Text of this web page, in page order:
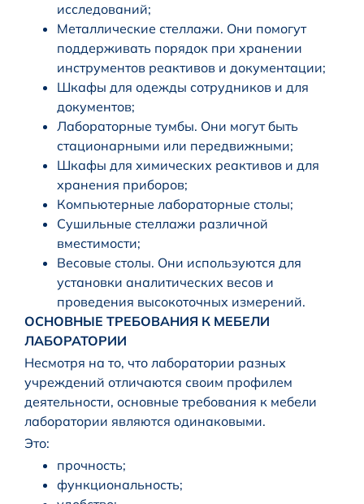
исследований;
Металлические стеллажи. Они помогут
поддерживать порядок при хранении
инструментов реактивов и документации;
Шкафы для одежды сотрудников и для
документов;
Лабораторные тумбы. Они могут быть
стационарными или передвижными;
Шкафы для химических реактивов и для
хранения приборов;
Компьютерные лабораторные столы;
Сушильные стеллажи различной
вместимости;
Весовые столы. Они используются для
установки аналитических весов и
проведения высокоточных измерений.
ОСНОВНЫЕ ТРЕБОВАНИЯ К МЕБЕЛИ
ЛАБОРАТОРИИ
Несмотря на то, что лаборатории разных
учреждений отличаются своим профилем
деятельности, основные требования к мебели
лаборатории являются одинаковыми.
Это:
прочность;
функциональность;